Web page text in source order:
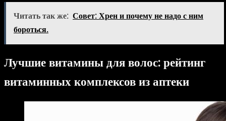
Читать так же: Совет: Хрен и почему не надо с ним
бороться.
Лучшие витамины для волос: рейтинг
витаминных комплексов из аптеки